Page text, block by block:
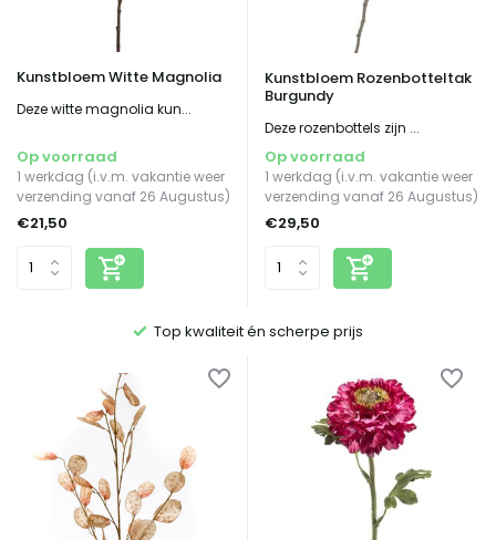
Kunstbloem Witte Magnolia
Deze witte magnolia kun...
Op voorraad
1 werkdag (i.v.m. vakantie weer
verzending vanaf 26 Augustus)
€21,50
Kunstbloem Rozenbotteltak
Burgundy
Deze rozenbottels zijn ...
Op voorraad
1 werkdag (i.v.m. vakantie weer
verzending vanaf 26 Augustus)
€29,50
Top kwaliteit én scherpe prijs